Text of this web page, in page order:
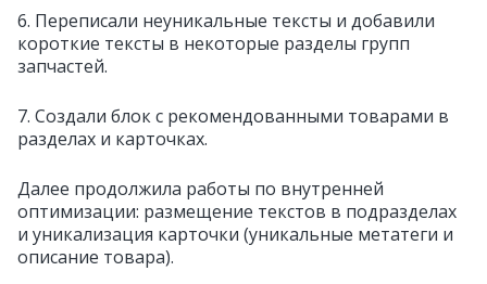
6. Переписали неуникальные тексты и добавили
короткие тексты в некоторые разделы групп
запчастей.
7. Создали блок с рекомендованными товарами в
разделах и карточках.
Далее продолжила работы по внутренней
оптимизации: размещение текстов в подразделах
и уникализация карточки (уникальные метатеги и
описание товара).